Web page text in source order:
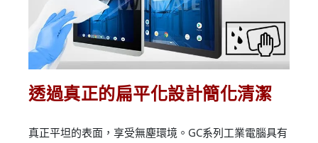
透過真正的扁平化設計簡化清潔
真正平坦的表面，享受無塵環境。GC系列工業電腦具有